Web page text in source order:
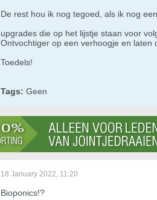
De rest hou ik nog tegoed, als ik nog
upgrades die op het lijstje staan voor
Ontvochtiger op een verhoogje en laten
Toedels!
Tags: Geen
18 January 2022, 11:20
Bioponics!?